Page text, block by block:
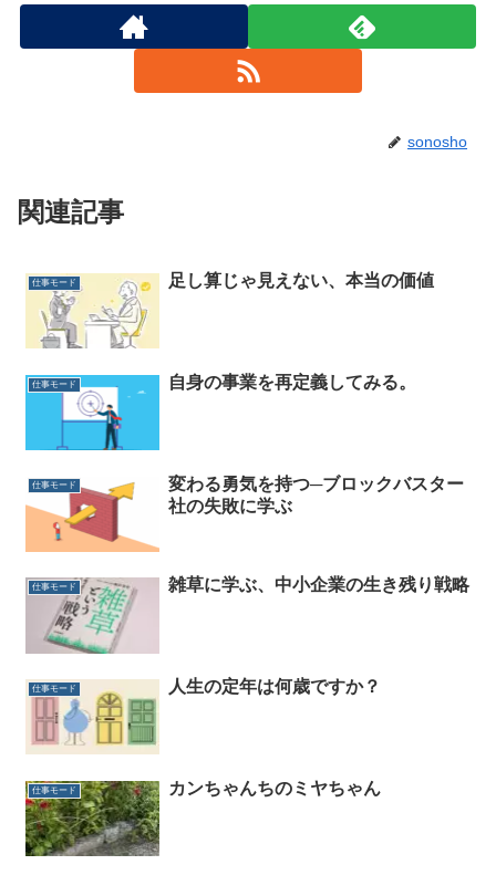
sonosho
関連記事
仕事モード 足し算じゃ見えない、本当の価値
仕事モード 自身の事業を再定義してみる。
仕事モード
変わる勇気を持つ─ブロックバスター
社の失敗に学ぶ
仕事モード 雑草に学ぶ、中小企業の生き残り戦略
仕事モード 人生の定年は何歳ですか？
仕事モード カンちゃんちのミヤちゃん